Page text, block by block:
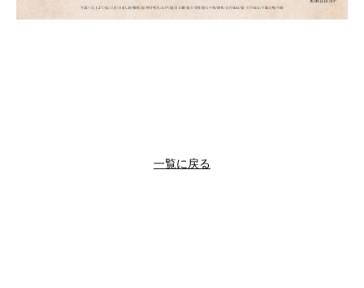
一覧に戻る